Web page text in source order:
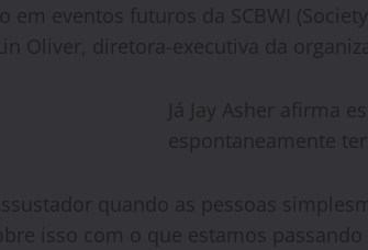
em eventos futuros da SCBWI
Oliver, diretora-executiva da
Já Jay Asher afirma
espontaneamente
quando as pessoas
isso com o que estamos